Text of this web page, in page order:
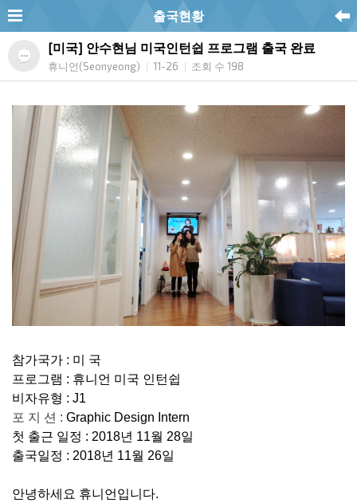
출국현황
[미국] 안수현님 미국인턴쉽 프로그램 출국 완료
휴니언(Seonyeong) 11-26 조회 수 198
참가국가 : 미 국
프로그램 : 휴니언 미국 인턴쉽
비자유형 : J1
포 지 션 : Graphic Design Intern
첫 출근 일정 : 2018년 11월 28일
출국일정 : 2018년 11월 26일
안녕하세요 휴니언입니다.